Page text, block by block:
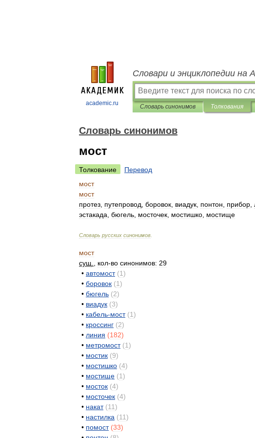
academic.ru
Словари и энциклопедии на
Словарь синонимов Толкования
Словарь синонимов
мост
Толкование
Перевод
мост
мост
протез путепровод боровок виадук понтон прибор
эстакада бюгель мосточек мостишко мостище
Словарь русских синонимов
мост
сущ
кол-во синонимов: 29
• автомост (1)
• боровок (1)
• бюгель (2)
• виадук (3)
• кабель-мост (1)
• кроссинг (2)
• линия (182)
• метромост (1)
• мостик (9)
• мостишко (4)
• мостище (1)
• мосток (4)
• мосточек (4)
• накат (11)
• настилка (11)
• помост (33)